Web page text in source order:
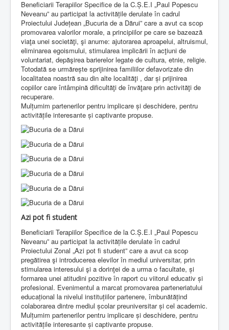
Beneficiarii Terapiilor Specifice de la C.Ș.E.I „Paul Popescu
Neveanu” au participat la activitățile derulate în cadrul
Proiectului Județean „Bucuria de a Dărui” care a avut ca scop
promovarea valorilor morale, a principiilor pe care se bazează
viaţa unei societăţi, şi anume: ajutorarea aproapelui, altruismul,
eliminarea egoismului, stimularea implicării în acţiuni de
voluntariat, depăşirea barierelor legate de cultura, etnie, religie.
Totodată se urmărește sprijinirea familiilor defavorizate din
localitatea noastră sau din alte localităţi , dar și prijinirea
copiilor care întâmpină dificultăţi de învăţare prin activităţi de
recuperare.
Mulțumim partenerilor pentru implicare și deschidere, pentru
activitățile interesante și captivante propuse.
Azi pot fi student
Beneficiarii Terapiilor Specifice de la C.Ș.E.I „Paul Popescu
Neveanu” au participat la activitățile derulate în cadrul
Proiectului Zonal „Azi pot fi student” care a avut ca scop
pregătirea şi introducerea elevilor în mediul universitar, prin
stimularea interesului şi a dorinţei de a urma o facultate, și
formarea unei atitudini pozitive în raport cu viitorul educativ și
profesional. Evenimentul a marcat promovarea parteneriatului
educațional la nivelul instituțiilor partenere, îmbunătățind
colaborarea dintre mediul școlar preuniversitar și cel academic.
Mulțumim partenerilor pentru implicare și deschidere, pentru
activitățile interesante și captivante propuse.